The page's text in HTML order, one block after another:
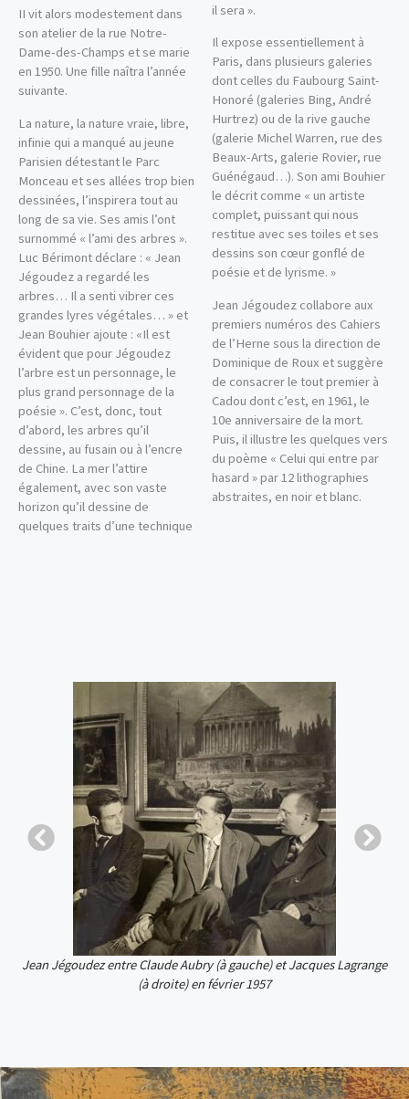
II vit alors modestement dans
son atelier de la rue Notre-
Dame-des-Champs et se marie
en 1950. Une fille naîtra l’année
suivante.
La nature, la nature vraie, libre,
infinie qui a manqué au jeune
Parisien détestant le Parc
Monceau et ses allées trop bien
dessinées, l’inspirera tout au
long de sa vie. Ses amis l’ont
surnommé « l’ami des arbres ».
Luc Bérimont déclare : « Jean
Jégoudez a regardé les
arbres… Il a senti vibrer ces
grandes lyres végétales… » et
Jean Bouhier ajoute : «Il est
évident que pour Jégoudez
l’arbre est un personnage, le
plus grand personnage de la
poésie ». C’est, donc, tout
d’abord, les arbres qu’il
dessine, au fusain ou à l’encre
de Chine. La mer l’attire
également, avec son vaste
horizon qu’il dessine de
quelques traits d’une technique
il sera ».
Il expose essentiellement à
Paris, dans plusieurs galeries
dont celles du Faubourg Saint-
Honoré (galeries Bing, André
Hurtrez) ou de la rive gauche
(galerie Michel Warren, rue des
Beaux-Arts, galerie Rovier, rue
Guénégaud…). Son ami Bouhier
le décrit comme « un artiste
complet, puissant qui nous
restitue avec ses toiles et ses
dessins son cœur gonflé de
poésie et de lyrisme. »
Jean Jégoudez collabore aux
premiers numéros des Cahiers
de l’Herne sous la direction de
Dominique de Roux et suggère
de consacrer le tout premier à
Cadou dont c’est, en 1961, le
10e anniversaire de la mort.
Puis, il illustre les quelques vers
du poème « Celui qui entre par
hasard » par 12 lithographies
abstraites, en noir et blanc.
Jean Jégoudez entre Claude Aubry (à gauche) et Jacques Lagrange
(à droite) en février 1957